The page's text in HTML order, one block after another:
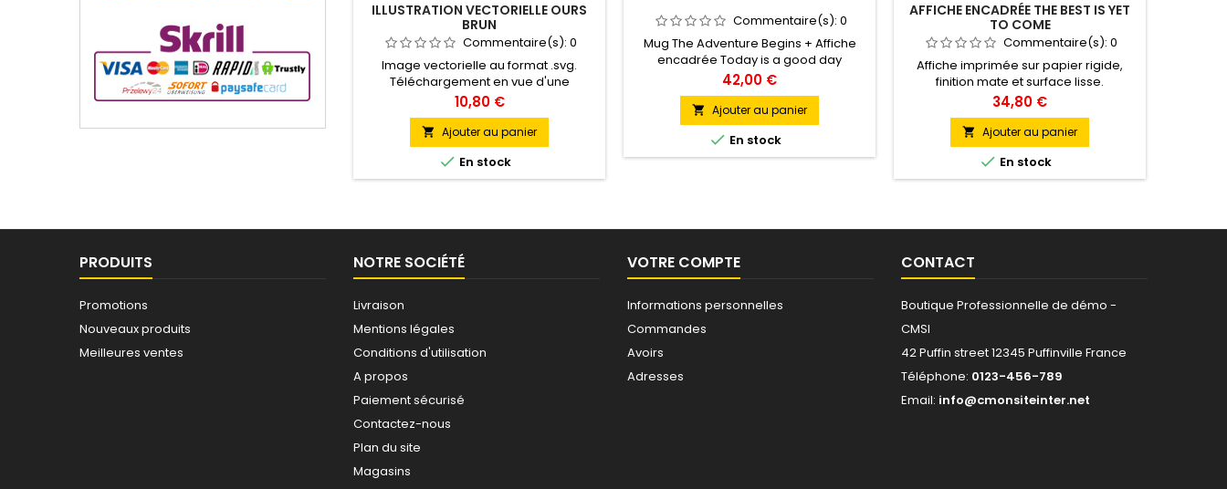
ILLUSTRATION VECTORIELLE OURS
BRUN
Commentaire(s): 0
Image vectorielle au format .svg.
Téléchargement en vue d'une
utilisation privée, personnelle et non
commerciale.
Prix
10,80 €
 Ajouter au panier
 En stock
Commentaire(s): 0
Mug The Adventure Begins + Affiche
encadrée Today is a good day
40x60cm
Prix
42,00 €
 Ajouter au panier
 En stock
AFFICHE ENCADRÉE THE BEST IS YET
TO COME
Commentaire(s): 0
Affiche imprimée sur papier rigide,
finition mate et surface lisse.
Prix
34,80 €
 Ajouter au panier
 En stock
PRODUITS
Promotions
Nouveaux produits
Meilleures ventes
NOTRE SOCIÉTÉ
Livraison
Mentions légales
Conditions d'utilisation
A propos
Paiement sécurisé
Contactez-nous
Plan du site
Magasins
VOTRE COMPTE
Informations personnelles
Commandes
Avoirs
Adresses
CONTACT
Boutique Professionnelle de démo -
CMSI
42 Puffin street 12345 Puffinville France
Téléphone: 0123-456-789
Email: info@cmonsiteinter.net